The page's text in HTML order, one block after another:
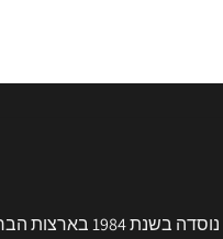
נוסדה בשנת